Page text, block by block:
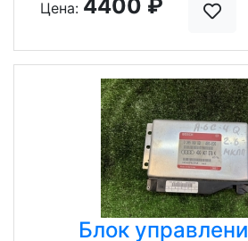
Цена: 4400 ₽
Блок